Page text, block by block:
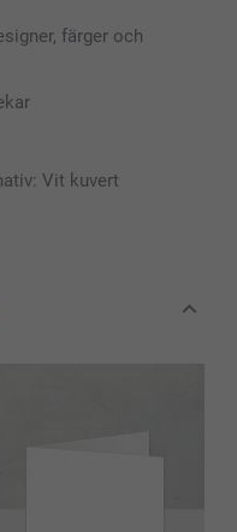
färger och
Vit kuvert